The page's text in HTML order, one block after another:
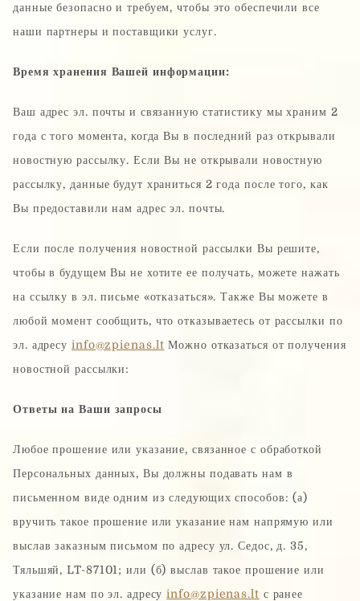
данные безопасно и требуем, чтобы это обеспечили все
наши партнеры и поставщики услуг.
Время хранения Вашей информации:
Ваш адрес эл. почты и связанную статистику мы храним 2
года с того момента, когда Вы в последний раз открывали
новостную рассылку. Если Вы не открывали новостную
рассылку, данные будут храниться 2 года после того, как
Вы предоставили нам адрес эл. почты.
Если после получения новостной рассылки Вы решите,
чтобы в будущем Вы не хотите ее получать, можете нажать
на ссылку в эл. письме «отказаться». Также Вы можете в
любой момент сообщить, что отказываетесь от рассылки по
эл. адресу info@zpienas.lt Можно отказаться от получения
новостной рассылки:
Ответы на Ваши запросы
Любое прошение или указание, связанное с обработкой
Персональных данных, Вы должны подавать нам в
письменном виде одним из следующих способов: (а)
вручить такое прошение или указание нам напрямую или
выслав заказным письмом по адресу ул. Седос, д. 35,
Тяльшяй, LT-87101; или (б) выслав такое прошение или
указание нам по эл. адресуinfo@zpienas.lt с ранее